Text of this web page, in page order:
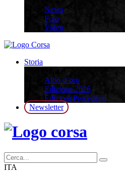
News
Foto
Video
Storia
Albo d’oro
Edizione 2026
Edizioni Precedenti
Newsletter
ITA